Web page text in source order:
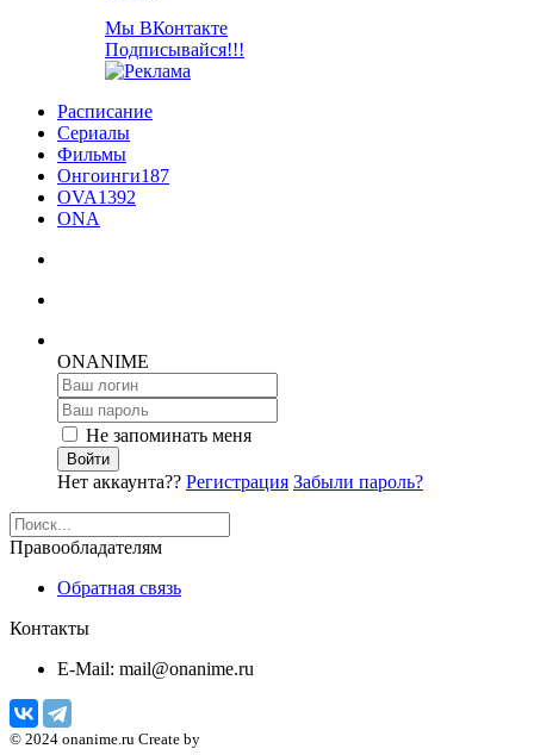
Мы ВКонтакте
Подписывайся!!!
Расписание
Сериалы
Фильмы
Онгоинги187
OVA1392
ONA
ONANIME
Не запоминать меня
Войти
Нет аккаунта?? Регистрация Забыли пароль?
Правообладателям
Обратная связь
Контакты
E-Mail: mail@onanime.ru
© 2024 onanime.ru Create by